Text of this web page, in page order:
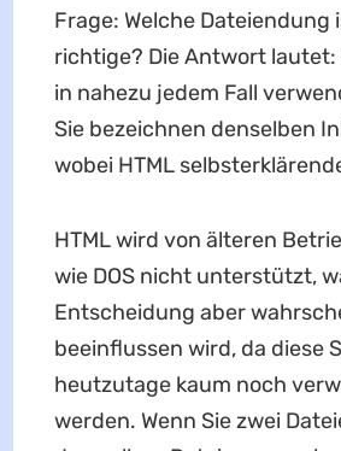
Frage: Welche Dateiendung
richtige? Die Antwort lautet:
in nahezu jedem Fall
Sie bezeichnen denselben
wobei HTML
HTML wird von älteren
wie DOS nicht unterstützt,
Entscheidung aber
beeinflussen wird, da diese
heutzutage kaum noch
werden. Wenn Sie zwei